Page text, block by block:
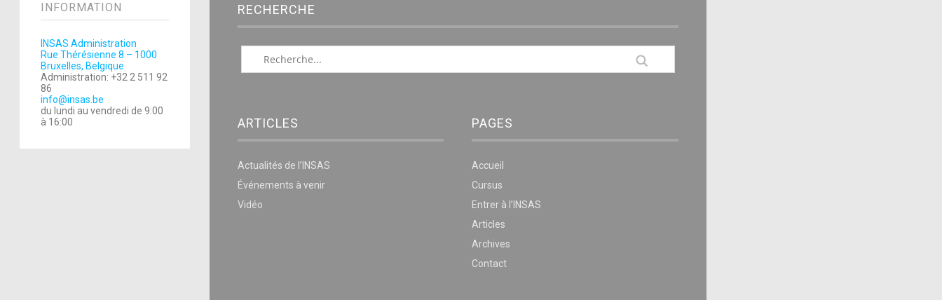
INFORMATION
INSAS Administration
Rue Thérésienne 8 – 1000
Bruxelles, Belgique
Administration: +32 2 511 92
86
info@insas.be
du lundi au vendredi de 9:00
à 16:00
RECHERCHE
ARTICLES
Actualités de l’INSAS
Événements à venir
Vidéo
PAGES
Accueil
Cursus
Entrer à l’INSAS
Articles
Archives
Contact